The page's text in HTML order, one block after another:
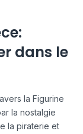
dans le
la Figurine
la nostalgie
la piraterie et